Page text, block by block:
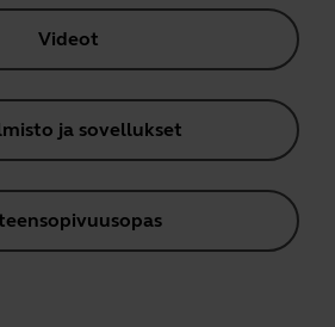
Videot
ja sovellukset